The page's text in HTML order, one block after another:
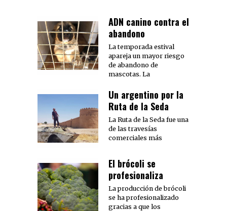
ADN canino contra el
abandono
La temporada estival
apareja un mayor riesgo
de abandono de
mascotas. La
Un argentino por la
Ruta de la Seda
La Ruta de la Seda fue una
de las travesías
comerciales más
El brócoli se
profesionaliza
La producción de brócoli
se ha profesionalizado
gracias a que los